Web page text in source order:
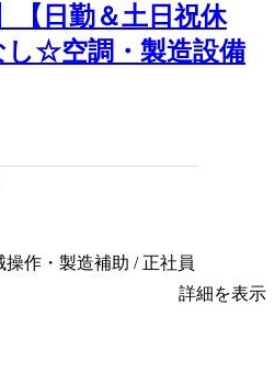
【日勤＆土日祝休
し☆空調・製造設備
作・製造補助 / 正社員
詳細を表示